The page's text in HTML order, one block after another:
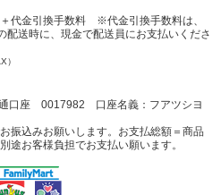
代金引換手数料 ※代金引換手数料は、
送時に、現金で配送員にお支払いくださ
）
座 0017982 口座名義：フアツシヨ
振込みお願いします。お支払総額＝商品
お客様負担でお支払い願います。